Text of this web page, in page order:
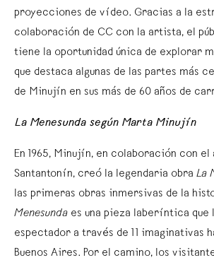
proyecciones de vídeo. Gracias a la
colaboración de CC con la artista, el
tiene la oportunidad única de explorar
que destaca algunas de las partes más
de Minujín en sus más de 60 años de
La Menesunda según Marta Minujín
En 1965, Minujín, en colaboración con el
Santantonín, creó la legendaria obra La
las primeras obras inmersivas de la
Menesunda es una pieza laberíntica que
espectador a través de 11 imaginativas
Buenos Aires. Por el camino, los